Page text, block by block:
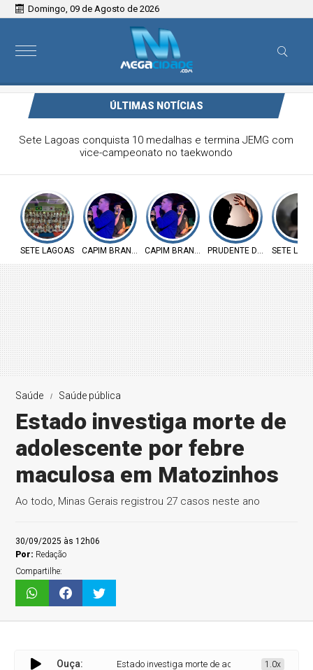
Domingo, 09 de Agosto de 2026
ÚLTIMAS NOTÍCIAS
Victor & Bruno são destaque no ForróCap em Capim
Branco
SETE LAGOAS CAPIM BRANCO CAPIM BRANCO PRUDENTE DE MORAIS
SETE
Saúde Saúde pública
Estado investiga morte de
adolescente por febre
maculosa em Matozinhos
Ao todo, Minas Gerais registrou 27 casos neste ano
30/09/2025 às 12h06
Por: Redação
Compartilhe:
Ouça:Estado investiga morte de adolescente por febre maculosa
1.0x